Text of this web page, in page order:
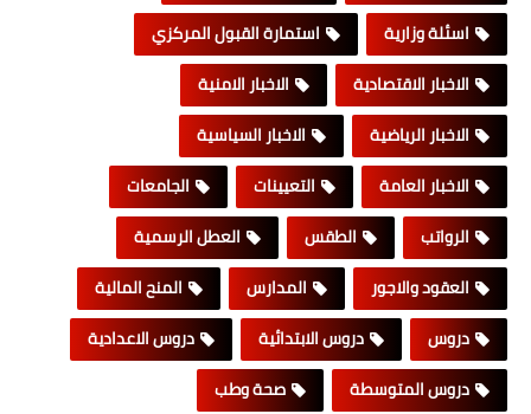
اسئلة وزارية
استمارة القبول المركزي
الاخبار الاقتصادية
الاخبار الامنية
الاخبار الرياضية
الاخبار السياسية
الاخبار العامة
التعيينات
الجامعات
الرواتب
الطقس
العطل الرسمية
العقود والاجور
المدارس
المنح المالية
دروس
دروس الابتدائية
دروس الاعدادية
دروس المتوسطة
صحة وطب